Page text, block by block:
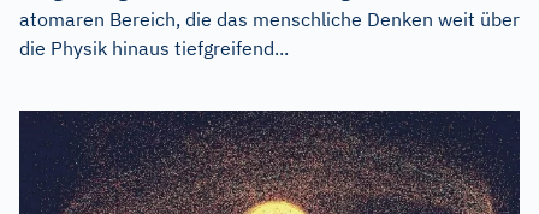
atomaren Bereich, die das menschliche Denken weit über
die Physik hinaus tiefgreifend...